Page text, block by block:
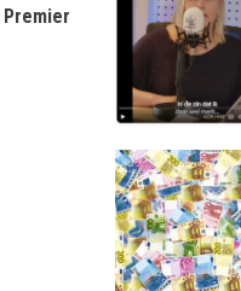
Premier